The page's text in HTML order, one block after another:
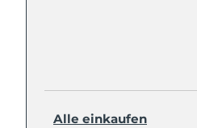
Alle einkaufen